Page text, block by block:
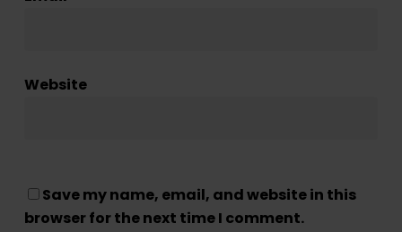
Website
Save my name, email, and website in this
browser for the next time I comment.